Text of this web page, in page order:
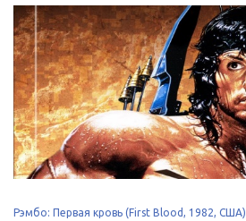
Рэмбо: Первая кровь (First Blood, 1982, США)